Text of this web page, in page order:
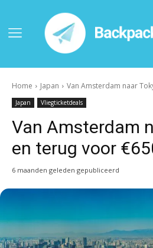
Home Japan Van Amsterdam naar
Japan Vliegticketdeals
Van Amsterdam
en terug voor
6 maanden geleden gepubliceerd